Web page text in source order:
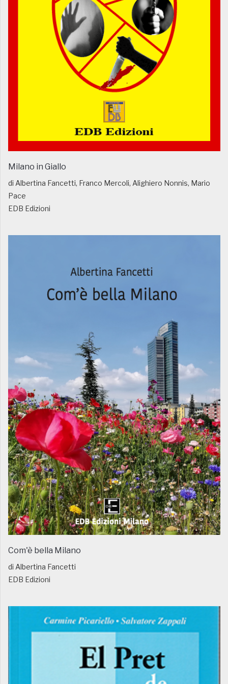
Milano in Giallo
di Albertina Fancetti, Franco Mercoli, Alighiero Nonnis, Mario
Pace
EDB Edizioni
Com'è bella Milano
di Albertina Fancetti
EDB Edizioni